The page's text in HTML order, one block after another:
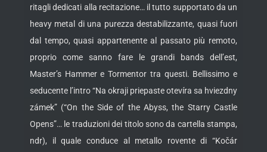
ritagli dedicati alla recitazione… il tutto supportato da un
heavy metal di una purezza destabilizzante, quasi fuori
dal tempo, quasi appartenente al passato più remoto,
proprio come sanno fare le grandi bands dell’est,
Master’s Hammer e Tormentor tra questi. Bellissimo e
seducente l’intro “Na okraji priepaste otevíra sa hviezdny
zámek” (“On the Side of the Abyss, the Starry Castle
Opens”… le traduzioni dei titolo sono da cartella stampa,
ndr), il quale conduce al metallo rovente di “Kočár